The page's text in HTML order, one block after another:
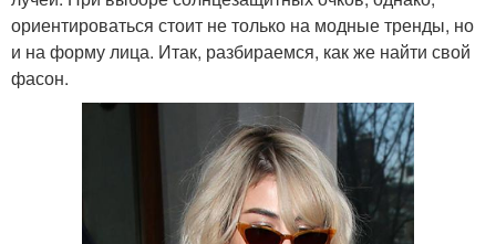
ориентироваться стоит не только на модные тренды, но
и на форму лица. Итак, разбираемся, как же найти свой
фасон.